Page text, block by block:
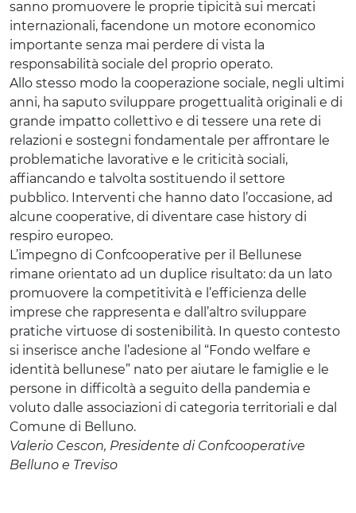
sanno promuovere le proprie tipicità sui mercati
internazionali, facendone un motore economico
importante senza mai perdere di vista la
responsabilità sociale del proprio operato.
Allo stesso modo la cooperazione sociale, negli ultimi
anni, ha saputo sviluppare progettualità originali e di
grande impatto collettivo e di tessere una rete di
relazioni e sostegni fondamentale per affrontare le
problematiche lavorative e le criticità sociali,
affiancando e talvolta sostituendo il settore
pubblico. Interventi che hanno dato l’occasione, ad
alcune cooperative, di diventare case history di
respiro europeo.
L’impegno di Confcooperative per il Bellunese
rimane orientato ad un duplice risultato: da un lato
promuovere la competitività e l’efficienza delle
imprese che rappresenta e dall’altro sviluppare
pratiche virtuose di sostenibilità. In questo contesto
si inserisce anche l’adesione al “Fondo welfare e
identità bellunese” nato per aiutare le famiglie e le
persone in difficoltà a seguito della pandemia e
voluto dalle associazioni di categoria territoriali e dal
Comune di Belluno.
Valerio Cescon, Presidente di Confcooperative
Belluno e Treviso